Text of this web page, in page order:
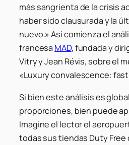
más sangrienta de la crisis
haber sido clausurada y la
nuevo.»Así comienza el
francesa MAD, fundada y
Vitry y Jean Révis, sobre el
«Luxury convalescence:
Si bien este análisis es
proporciones, bien puede
Imagine el lector el
todas sus tiendas Duty Free